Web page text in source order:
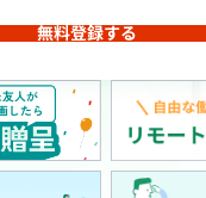
無料登録する